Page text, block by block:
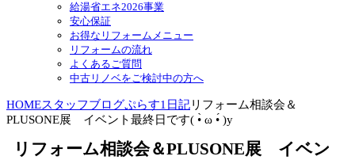
給湯省エネ2026事業
安心保証
お得なリフォームメニュー
リフォームの流れ
よくあるご質問
中古リノベをご検討中の方へ
HOMEスタッフブログぷらす1日記リフォーム相談会＆
PLUSONE展 イベント最終日です( •̀ ω •́ )y
リフォーム相談会＆PLUSONE展 イベン